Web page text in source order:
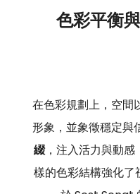
色彩平衡
在色彩規劃上，空間
形象，並象徵穩定與
綴，注入活力與動感
樣的色彩結構強化